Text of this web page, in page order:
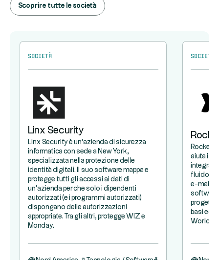
Scoprire tutte le società
Società
Linx Security
Linx Security è un'azienda di sicurezza
informatica con sede a New York,
specializzata nella protezione delle
identità digitali. Il suo software mappa e
protegge tutti gli accessi ai dati di
un'azienda per che solo i dipendenti
autorizzati (e i programmi autorizzati)
dispongano delle autorizzazioni
appropriate. Tra gli altri, protegge WIZ e
Monday.
Società
aiuta i
integrare
fluido.
e-mail e
software
progetto
basi